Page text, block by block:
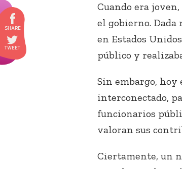
Cuando era
el gobierno.
en Estados
público y
Sin embargo, hoy
interconectado,
funcionarios
valoran sus
Ciertamente, un